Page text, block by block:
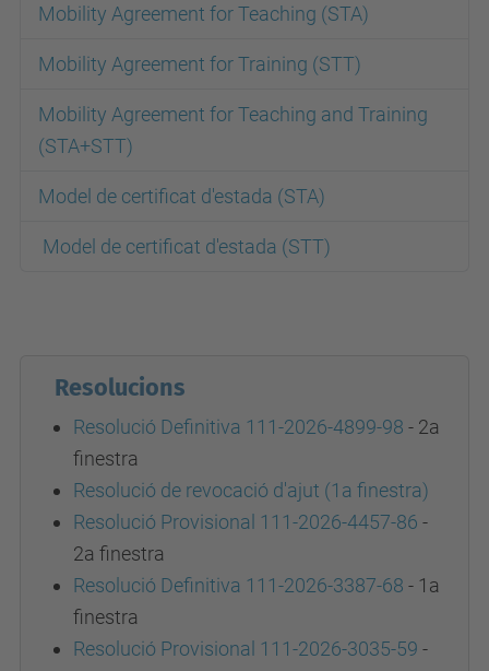
Mobility Agreement for Teaching (STA)
Mobility Agreement for Training (STT)
Mobility Agreement for Teaching and Training
(STA+STT)
Model de certificat d'estada (STA)
Model de certificat d'estada (STT)
Resolucions
Resolució Definitiva 111-2026-4899-98 - 2a
finestra
Resolució de revocació d'ajut (1a finestra)
Resolució Provisional 111-2026-4457-86 -
2a finestra
Resolució Definitiva 111-2026-3387-68 - 1a
finestra
Resolució Provisional 111-2026-3035-59 -